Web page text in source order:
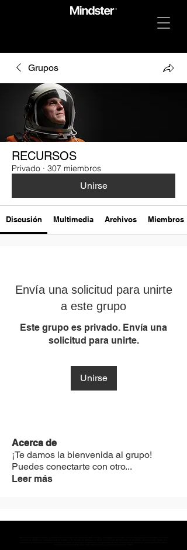
Grupos
RECURSOS
Privado · 307 miembros
Unirse
Discusión Multimedia Archivos Miembros
Envía una solicitud para unirte
a este grupo
Este grupo es privado. Envía una
solicitud para unirte.
Unirse
Acerca de
¡Te damos la bienvenida al grupo!
Puedes conectarte con otro...
Leer más